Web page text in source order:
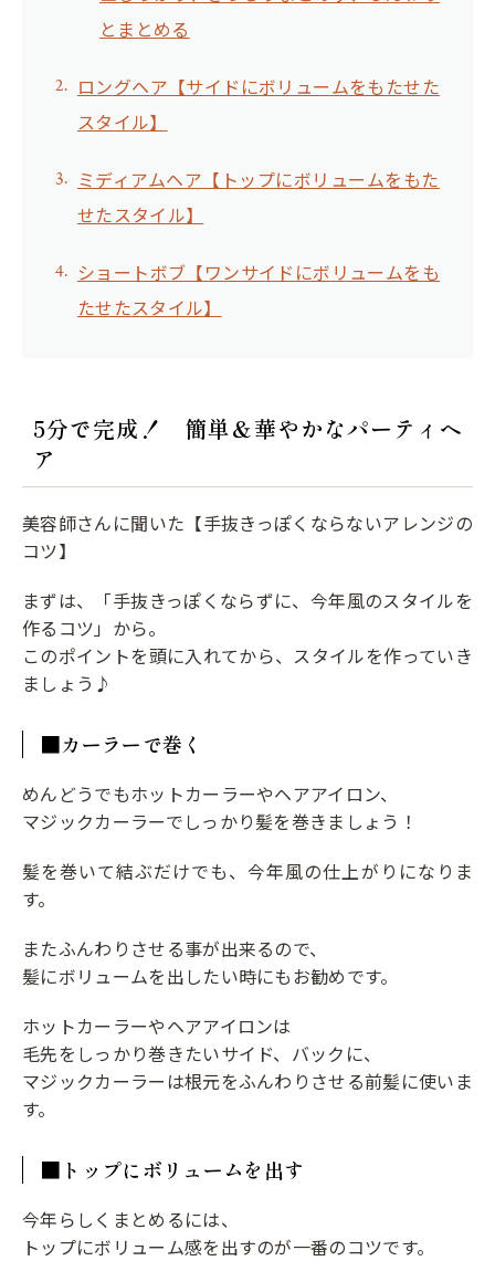
とまとめる
ロングヘア【サイドにボリュームをもたせた
スタイル】
ミディアムヘア【トップにボリュームをもた
せたスタイル】
ショートボブ【ワンサイドにボリュームをも
たせたスタイル】
5分で完成！ 簡単＆華やかなパーティヘ
ア
美容師さんに聞いた【手抜きっぽくならないアレンジの
コツ】
まずは、「手抜きっぽくならずに、今年風のスタイルを
作るコツ」から。
このポイントを頭に入れてから、スタイルを作っていき
ましょう♪
■カーラーで巻く
めんどうでもホットカーラーやヘアアイロン、
マジックカーラーでしっかり髪を巻きましょう！
髪を巻いて結ぶだけでも、今年風の仕上がりになりま
す。
またふんわりさせる事が出来るので、
髪にボリュームを出したい時にもお勧めです。
ホットカーラーやヘアアイロンは
毛先をしっかり巻きたいサイド、バックに、
マジックカーラーは根元をふんわりさせる前髪に使いま
す。
■トップにボリュームを出す
今年らしくまとめるには、
トップにボリューム感を出すのが一番のコツです。